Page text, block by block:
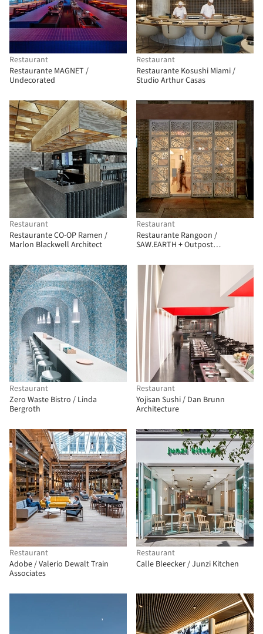
Restaurant
Restaurante MAGNET /
Undecorated
Restaurant
Restaurante Kosushi Miami /
Studio Arthur Casas
Restaurant
Restaurante CO-OP Ramen /
Marlon Blackwell Architect
Restaurant
Restaurante Rangoon /
SAW.EARTH + Outpost
Restaurant
Zero Waste Bistro / Linda
Bergroth
Restaurant
Yojisan Sushi / Dan Brunn
Architecture
Restaurant
Adobe / Valerio Dewalt Train
Associates
Restaurant
Calle Bleecker / Junzi Kitchen